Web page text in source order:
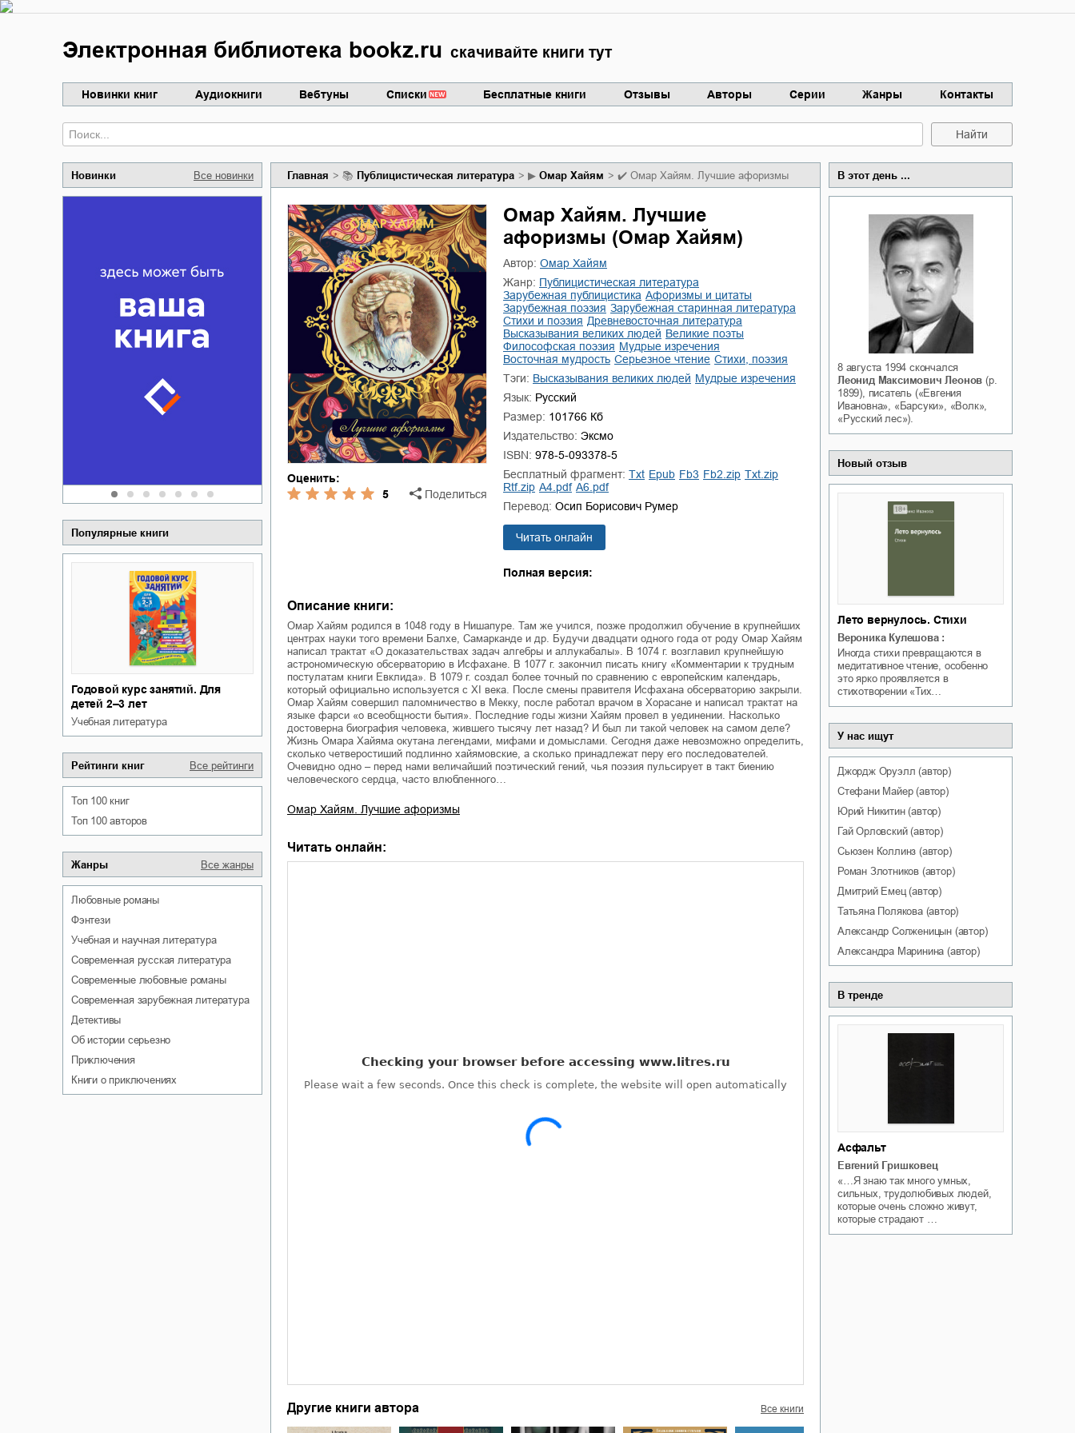
Электронная библиотека bookz.ru скачивайте книги тут
Новинки книг Аудиокниги Вебтуны Списки Бесплатные книги Отзывы Авторы Серии Жанры Контакты
Найти
Новинки Все новинки
Забытая земля Новоросии:
о судьбе Кировоградской
области
Сергей Николаевич Сидоренко
Забытая земля Новоросии:
о судьбе Кировоградской
области
Сергей Николаевич Сидоренко
Личный интерес
Белая ворона на факультете
Теней
Оксана Гринберга
Популярные книги
Годовой курс занятий. Для
детей 2–3 лет
учебная литература
Рейтинги книг Все рейтинги
Топ 100 книг
Топ 100 авторов
Жанры Все жанры
любовные романы
фэнтези
учебная и научная литература
современная русская литература
современные любовные романы
современная зарубежная литература
детективы
об истории серьезно
приключения
книги о приключениях
Главная 📚 публицистическая литература ▶ Омар Хайям ✔️ Омар Хайям. Лучшие афоризмы
Оценить:
5
Поделиться
Омар Хайям. Лучшие
афоризмы (Омар Хайям)
Автор:
Омар Хайям
Жанр:
публицистическая литература
зарубежная публицистика
афоризмы и цитаты
зарубежная поэзия
зарубежная старинная литература
стихи и поэзия
древневосточная литература
высказывания великих людей
великие поэты
философская поэзия
мудрые изречения
восточная мудрость
серьезное чтение
cтихи, поэзия
Тэги:
высказывания великих людей
мудрые изречения
Язык: Русский
Размер: 101766 Кб
Издательство: Эксмо
ISBN: 978-5-093378-5
Бесплатный фрагмент:
txt epub fb3 fb2.zip
txt.zip
rtf.zip
a4.pdf
a6.pdf
Перевод: Осип Борисович Румер
Читать онлайн
Полная версия:
Описание книги:
Омар Хайям родился в 1048 году в Нишапуре. Там же учился, позже продолжил обучение в крупнейших
центрах науки того времени Балхе, Самарканде и др. Будучи двадцати одного года от роду Омар Хайям
написал трактат «О доказательствах задач алгебры и аллукабалы». В 1074 г. возглавил крупнейшую
астрономическую обсерваторию в Исфахане. В 1077 г. закончил писать книгу «Комментарии к трудным
постулатам книги Евклида». В 1079 г. создал более точный по сравнению с европейским календарь,
который официально используется с XI века. После смены правителя Исфахана обсерваторию закрыли.
Омар Хайям совершил паломничество в Мекку, после работал врачом в Хорасане и написал трактат на
языке фарси «о всеобщности бытия». Последние годы жизни Хайям провел в уединении. Насколько
достоверна биография человека, жившего тысячу лет назад? И был ли такой человек на самом деле?
Жизнь Омара Хайяма окутана легендами, мифами и домыслами. Сегодня даже невозможно определить,
сколько четверостиший подлинно хайямовские, а сколько принадлежат перу его последователей.
Очевидно одно – перед нами величайший поэтический гений, чья поэзия пульсирует в такт биению
человеческого сердца, часто влюбленного…
Омар Хайям. Лучшие афоризмы
Читать онлайн:
Другие книги автора Все книги
В этот день ...
8 августа 1994 скончался
Леонид Максимович Леонов (р.
1899), писатель («Евгения
Ивановна», «Барсуки», «Волк»,
«Русский лес»).
Новый отзыв
Лето вернулось. Стихи
Вероника Кулешова :
Иногда стихи превращаются в
медитативное чтение, особенно
это ярко проявляется в
стихотворении «Тих…
У нас ищут
Джордж Оруэлл (автор)
Стефани Майер(автор)
Юрий Никитин(автор)
Гай Орловский(автор)
Сьюзен Коллинз (автор)
Роман Злотников (автор)
Дмитрий Емец(автор)
Татьяна Полякова(автор)
Александр Солженицын (автор)
Александра Маринина (автор)
В тренде
Асфальт
Евгений Гришковец
«…Я знаю так много умных,
сильных, трудолюбивых людей,
которые очень сложно живут,
которые страдают …